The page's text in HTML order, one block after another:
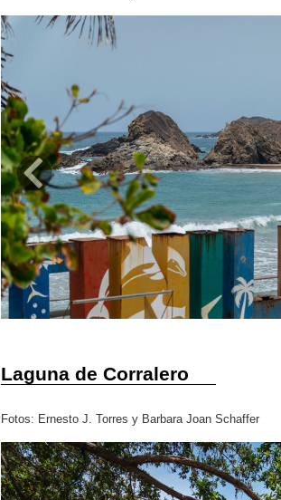
Previous
Laguna de Corralero
Fotos: Ernesto J. Torres y Barbara Joan Schaffer